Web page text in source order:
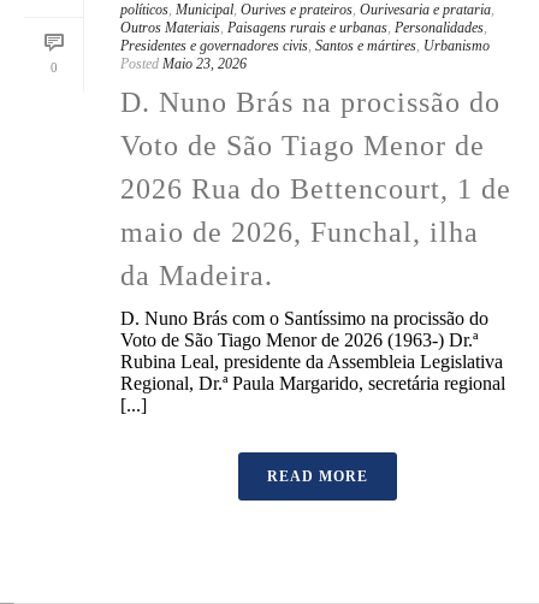
0
políticos, Municipal, Ourives e prateiros, Ourivesaria e prataria,
Outros Materiais, Paisagens rurais e urbanas, Personalidades,
Presidentes e governadores civis, Santos e mártires, Urbanismo
Posted Maio 23, 2026
D. Nuno Brás na procissão do
Voto de São Tiago Menor de
2026 Rua do Bettencourt, 1 de
maio de 2026, Funchal, ilha
da Madeira.
D. Nuno Brás com o Santíssimo na procissão do
Voto de São Tiago Menor de 2026 (1963-) Dr.ª
Rubina Leal, presidente da Assembleia Legislativa
Regional, Dr.ª Paula Margarido, secretária regional
[...]
READ MORE